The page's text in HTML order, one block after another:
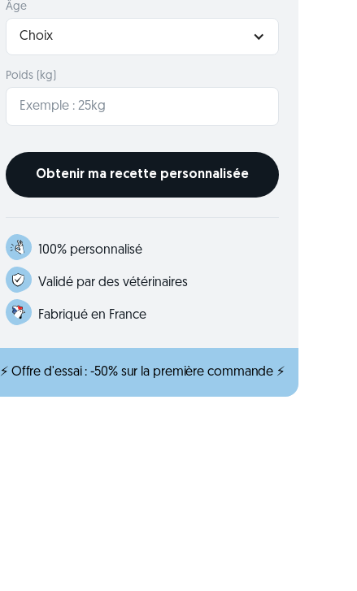
Âge
Choix
Poids (kg)
100% personnalisé
Validé par des vétérinaires
Fabriqué en France
⚡ Offre d'essai : -50% sur la première commande ⚡